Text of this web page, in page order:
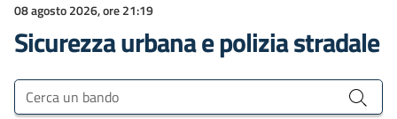
08 agosto 2026, ore 21:19
Sicurezza urbana e polizia stradale
Bandi e Servizi
Cerca un bando